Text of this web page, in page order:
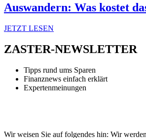
Auswandern: Was kostet
JETZT LESEN
ZASTER-NEWSLETTER
Tipps rund ums Sparen
Finanznews einfach erklärt
Expertenmeinungen
Wir weisen Sie auf folgendes hin: Wir